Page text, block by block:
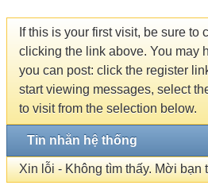
If this is your first visit, be sure to
clicking the link above. You may
you can post: click the register
start viewing messages, select
to visit from the selection below.
Tin nhắn hệ thống
Xin lỗi - Không tìm thấy. Mời bạn